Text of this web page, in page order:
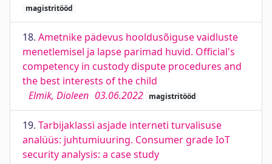
magistritööd
18. Ametnike pädevus hooldusõiguse vaidluste
menetlemisel ja lapse parimad huvid. Official's
competency in custody dispute procedures and
the best interests of the child
Elmik, Dioleen 03.06.2022 magistritööd
19. Tarbijaklassi asjade interneti turvalisuse
analüüs: juhtumiuuring. Consumer grade IoT
security analysis: a case study